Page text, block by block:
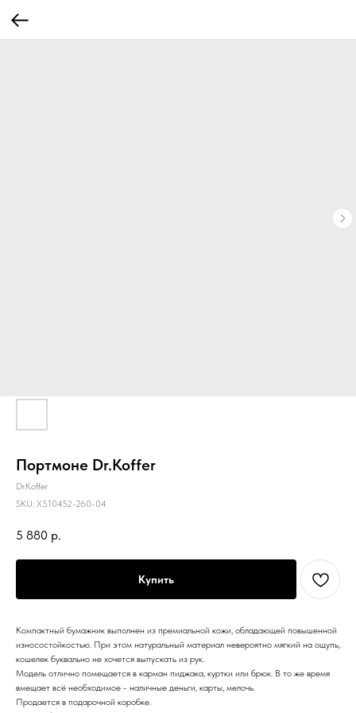
Портмоне Dr.Koffer
Dr.Koffer
SKU: X510452-260-04
5 880 р.
Купить
Компактный бумажник выполнен из премиальной кожи, обладающей повышенной
износостойкостью. При этом натуральный материал невероятно мягкий на ощупь,
кошелек буквально не хочется выпускать из рук.
Модель отлично помещается в карман пиджака, куртки или брюк. В то же время
вмещает всё необходимое - наличные деньги, карты, мелочь.
Продается в подарочной коробке.